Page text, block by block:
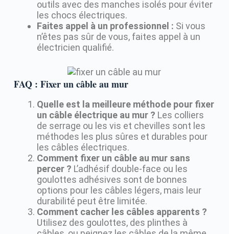
outils avec des manches isolés pour éviter
les chocs électriques.
Faites appel à un professionnel : Si vous
n’êtes pas sûr de vous, faites appel à un
électricien qualifié.
FAQ : Fixer un câble au mur
Quelle est la meilleure méthode pour fixer
un câble électrique au mur ? Les colliers
de serrage ou les vis et chevilles sont les
méthodes les plus sûres et durables pour
les câbles électriques.
Comment fixer un câble au mur sans
percer ? L’adhésif double-face ou les
goulottes adhésives sont de bonnes
options pour les câbles légers, mais leur
durabilité peut être limitée.
Comment cacher les câbles apparents ?
Utilisez des goulottes, des plinthes à